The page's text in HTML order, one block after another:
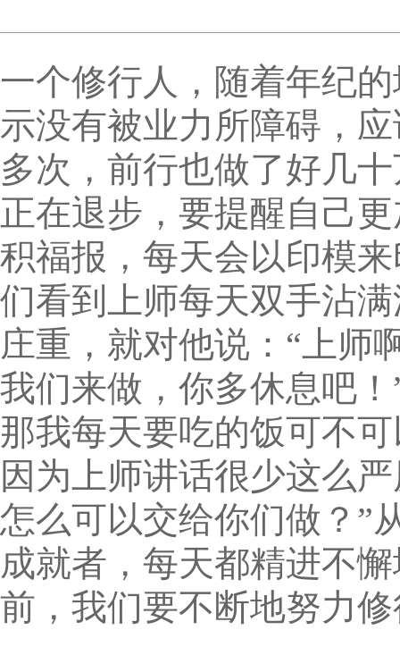
一个修行人，随着年纪
示没有被业力所障碍，
多次，前行也做了好几
正在退步，要提醒自己
积福报，每天会以印模
们看到上师每天双手沾
庄重，就对他说：“上师
我们来做，你多休息吧
那我每天要吃的饭可不
因为上师讲话很少这么
怎么可以交给你们做？”
成就者，每天都精进不
前，我们要不断地努力